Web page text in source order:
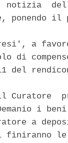
ponendo
a
di
del
Curatore
i
a
le